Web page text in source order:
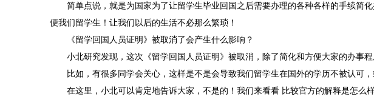
简单点说，就是为国家为了让留学生毕业回国之后需要办理的各种各样的手续简
便我们留学生！让我们以后的生活不必那么繁琐！
《留学回国人员证明》被取消了会产生什么影响？
小北研究发现，这次《留学回国人员证明》被取消，除了简化和方便大家的办事程
比如，有很多同学会关心，这样是不是会导致我们留学生在国外的学历不被认可，
在这里，小北可以肯定地告诉大家，不是的！我们来看看 比较官方的解释是怎么样